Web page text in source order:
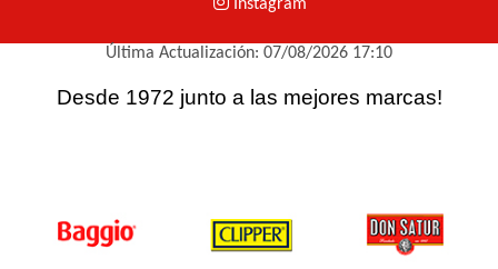
Instagram
Última Actualización: 07/08/2026 17:10
Desde 1972 junto a las mejores marcas!